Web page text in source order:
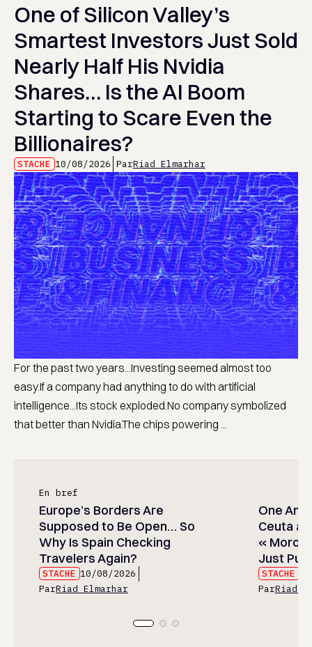
One of Silicon Valley’s
Smartest Investors Just Sold
Nearly Half His Nvidia
Shares… Is the AI Boom
Starting to Scare Even the
Billionaires?
STACHE 10/08/2026 ParRiad Elmarhar
For the past two years...Investing seemed almost too
easy.If a company had anything to do with artificial
intelligence...Its stock exploded.No company symbolized
that better than Nvidia.The chips powering ...
En bref
Europe’s Borders Are
Supposed to Be Open… So
Why Is Spain Checking
Travelers Again?
STACHE 10/08/2026
ParRiad Elmarhar
One
Ceuta
«
Just
STACHE
ParRiad